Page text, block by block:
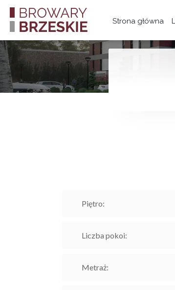
Strona główna
Piętro:
Liczba pokoi:
Metraż: